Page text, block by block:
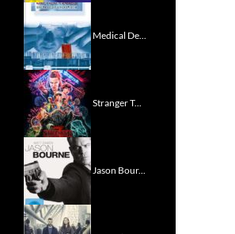
Medical De...
Stranger T...
Jason Bour...